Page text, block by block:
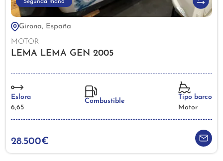
Segunda mano
Girona, España
MOTOR
LEMA LEMA GEN 2005
Eslora
6,65
Combustible
Tipo barco
Motor
28.500€